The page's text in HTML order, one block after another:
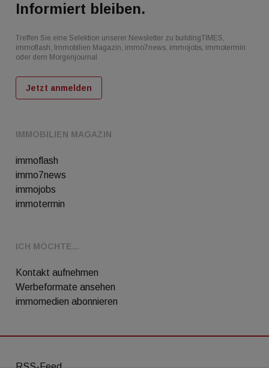
IMMOBILIEN MAGAZIN
immoflash
immo7news
immojobs
immotermin
ICH MÖCHTE...
Kontakt aufnehmen
Werbeformate ansehen
immomedien abonnieren
Informiert bleiben.
Treffen Sie eine Selektion unserer Newsletter zu buildingTIMES,
immoflash, Immobilien Magazin, immo7news, immojobs, immotermin
oder dem Morgenjournal
Jetzt anmelden